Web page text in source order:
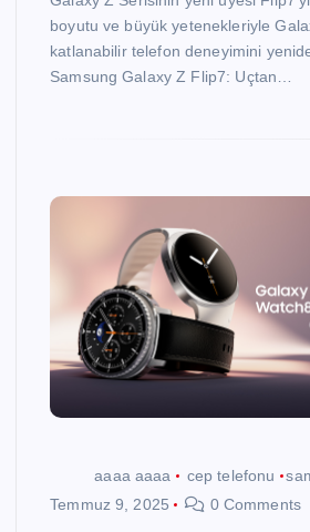
boyutu ve büyük yetenekleriyle
katlanabilir telefon deneyimini
Samsung Galaxy Z Flip7: Uçtan…
aaaa aaaa cep telefonu
Temmuz 9, 2025
0 Comments